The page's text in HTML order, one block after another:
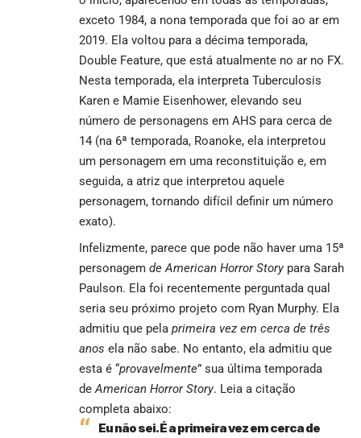
exceto 1984, a nona temporada que foi ao ar em
2019. Ela voltou para a décima temporada,
Double Feature, que está atualmente no ar no FX.
Nesta temporada, ela interpreta Tuberculosis
Karen e Mamie Eisenhower, elevando seu
número de personagens em AHS para cerca de
14 (na 6ª temporada, Roanoke, ela interpretou
um personagem em uma reconstituição e, em
seguida, a atriz que interpretou aquele
personagem, tornando difícil definir um número
exato).
Infelizmente, parece que pode não haver uma 15ª
personagem de American Horror Story para Sarah
Paulson. Ela foi recentemente perguntada qual
seria seu próximo projeto com Ryan Murphy. Ela
admitiu que pela primeira vez em cerca de três
anos ela não sabe. No entanto, ela admitiu que
esta é “provavelmente” sua última temporada
de American Horror Story. Leia a citação
completa abaixo:
Eu não sei. É a primeira vez em cerca de